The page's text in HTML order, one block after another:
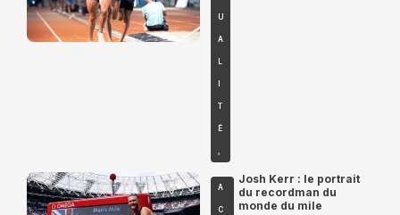
U
A
T
É
A
C
Josh Kerr : le portrait
du recordman du
monde du mile